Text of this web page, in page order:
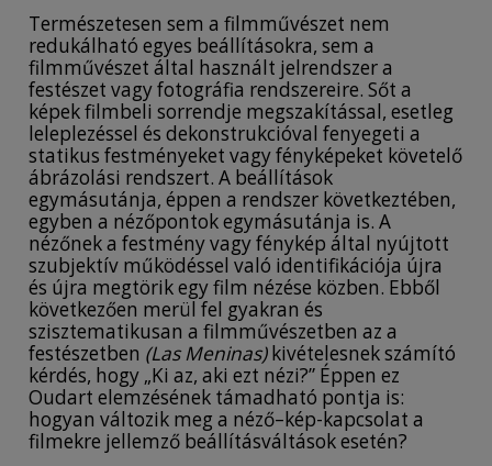
Természetesen sem a filmművészet nem
redukálható egyes beállításokra, sem a
filmművészet által használt jelrendszer a
festészet vagy fotográfia rendszereire. Sőt a
képek filmbeli sorrendje megszakítással, esetleg
leleplezéssel és dekonstrukcióval fenyegeti a
statikus festményeket vagy fényképeket követelő
ábrázolási rendszert. A beállítások
egymásutánja, éppen a rendszer következtében,
egyben a nézőpontok egymásutánja is. A
nézőnek a festmény vagy fénykép által nyújtott
szubjektív működéssel való identifikációja újra
és újra megtörik egy film nézése közben. Ebből
következően merül fel gyakran és
szisztematikusan a filmművészetben az a
festészetben (Las Meninas)kivételesnek számító
kérdés, hogy „Ki az, aki ezt nézi?” Éppen ez
Oudart elemzésének támadható pontja is:
hogyan változik meg a néző–kép-kapcsolat a
filmekre jellemző beállításváltások esetén?